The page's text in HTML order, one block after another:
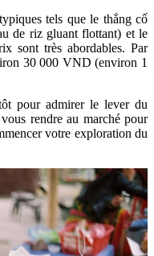
tels que le thắng cố
de riz gluant flottant) et le
sont très abordables. Par
30 000 VND (environ 1
pour admirer le lever du
rendre au marché pour
votre exploration du